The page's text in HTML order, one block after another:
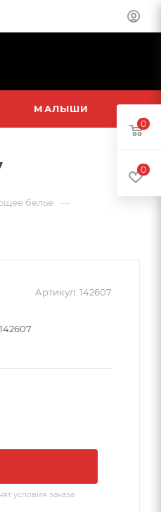
МАЛЫШИ
белье —
Артикул: 142607
условия заказа
0
0